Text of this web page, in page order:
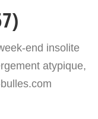
end insolite
atypique,